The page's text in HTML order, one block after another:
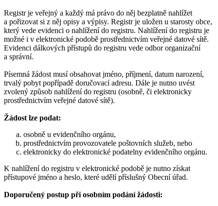
Registr je veřejný a každý má právo do něj bezplatně nahlížet
a pořizovat si z něj opisy a výpisy. Registr je uložen u starosty obce,
který vede evidenci o nahlížení do registru. Nahlížení do registru je
možné i v elektronické podobě prostřednictvím veřejné datové sítě.
Evidenci dálkových přístupů do registru vede odbor organizační
a správní.
Písemná žádost musí obsahovat jméno, příjmení, datum narození,
trvalý pobyt popřípadě doručovací adresu. Dále je nutno uvést
zvolený způsob nahlížení do registru (osobně, či elektronicky
prostřednictvím veřejné datové sítě).
Žádost lze podat:
osobně u evidenčního orgánu,
prostřednictvím provozovatele poštovních služeb, nebo
elektronicky do elektronické podatelny evidenčního orgánu.
K nahlížení do registru v elektronické podobě je nutno získat
přístupové jméno a heslo, které udělí příslušný Obecní úřad.
Doporučený postup při osobním podání žádosti: